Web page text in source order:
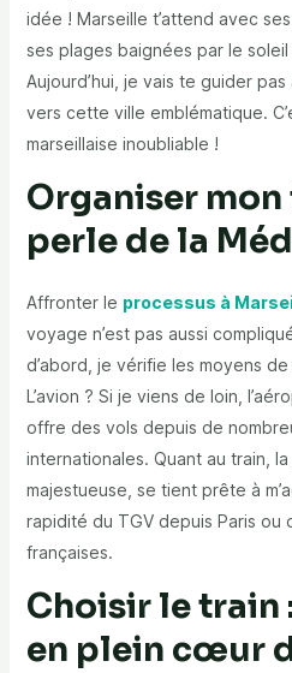
idée ! Marseille t’attend avec
ses plages baignées par le
Aujourd’hui, je vais te guider
vers cette ville emblématique.
marseillaise inoubliable !
Organiser
perle de la
Affronter le processus à
voyage n’est pas aussi
d’abord, je vérifie les moyens
L’avion ? Si je viens de loin,
offre des vols depuis de
internationales. Quant au train, la
majestueuse, se tient prête à
rapidité du TGV depuis Paris ou
françaises.
Choisir le train
en plein cœur